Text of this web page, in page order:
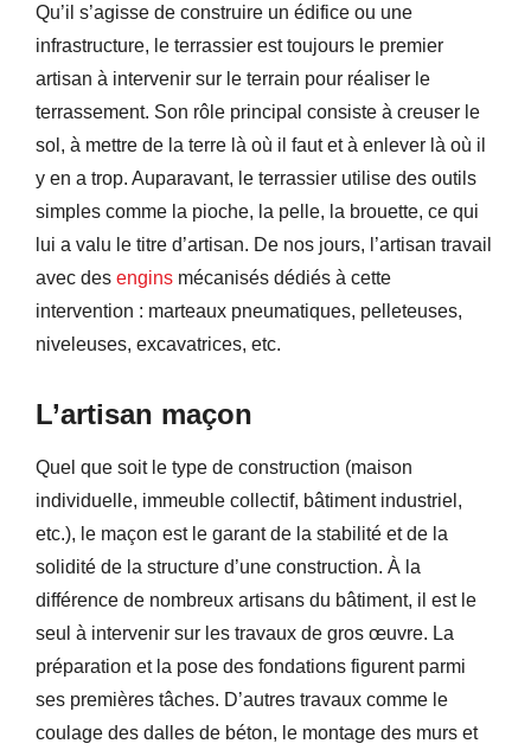
Qu’il s’agisse de construire un édifice ou une
infrastructure, le terrassier est toujours le premier
artisan à intervenir sur le terrain pour réaliser le
terrassement. Son rôle principal consiste à creuser le
sol, à mettre de la terre là où il faut et à enlever là où il
y en a trop. Auparavant, le terrassier utilise des outils
simples comme la pioche, la pelle, la brouette, ce qui
lui a valu le titre d’artisan. De nos jours, l’artisan travail
avec des engins mécanisés dédiés à cette
intervention : marteaux pneumatiques, pelleteuses,
niveleuses, excavatrices, etc.
L’artisan maçon
Quel que soit le type de construction (maison
individuelle, immeuble collectif, bâtiment industriel,
etc.), le maçon est le garant de la stabilité et de la
solidité de la structure d’une construction. À la
différence de nombreux artisans du bâtiment, il est le
seul à intervenir sur les travaux de gros œuvre. La
préparation et la pose des fondations figurent parmi
ses premières tâches. D’autres travaux comme le
coulage des dalles de béton, le montage des murs et